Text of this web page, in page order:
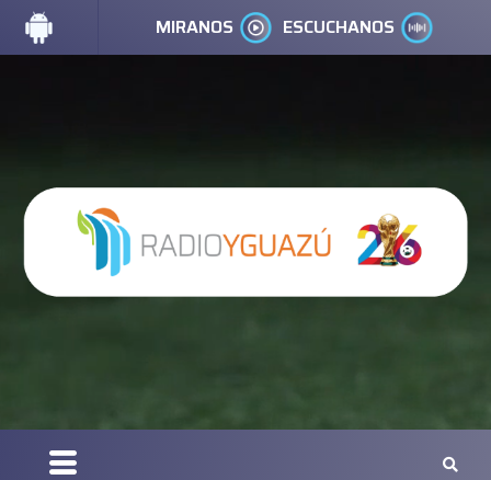
MIRANOS ESCUCHANOS